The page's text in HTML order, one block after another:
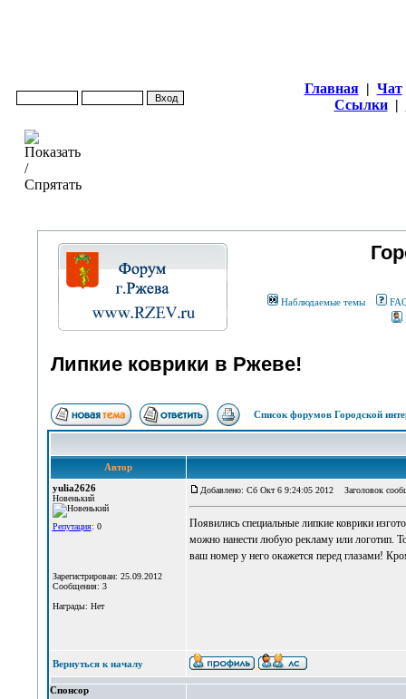
Главная | Чат
Ссылки |
Наблюдаемые темы
Липкие коврики в Ржеве!
Список форумов Городской
Автор
yulia2626
Новенький
Репутация: 0
Зарегистрирован: 25.09.2012
Сообщения: 3
Награды: Нет
Добавлено: Сб Окт 6 9:24:05 2012 Заголовок
Появились специальные липкие коврики
можно нанести любую рекламу или логотип.
ваш номер у него окажется перед глазами!
Вернуться к началу
Спонсор